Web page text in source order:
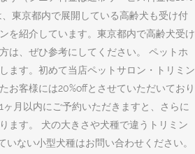
東京都内で展開している高齢犬も受け付
を紹介しています。東京都内で高齢犬受け
は、ぜひ参考にしてください。 ペットホ
ます。初めて当店ペットサロン・トリミン
お客様には20%offとさせていただいており
ヶ月以内にご予約いただきますと、さらに
ます。 犬の大きさや犬種で違うトリミン
ない小型犬種はお問い合わせください。